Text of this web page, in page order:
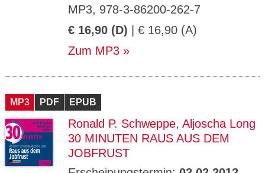
MP3, 978-3-86200-262-7
€ 16,90 (D) | € 16,90 (A)
Zum MP3
MP3 PDF EPUB
Ronald P. Schweppe, Aljoscha Long
30 MINUTEN RAUS AUS DEM
JOBFRUST